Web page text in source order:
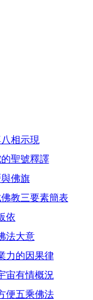
八相示現
的聖號釋譯
與佛旗
佛教三要素簡表
依
法大意
力的因果律
宙有情概況
便五乘佛法